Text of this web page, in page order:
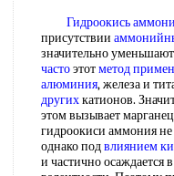
Гидроокись
присутствии
значительно
частоэтотметод
алюминия, железа и
другихкатионов.
этом вызывает
гидроокиси аммония
однако подвлиянием
и частично осаждается в